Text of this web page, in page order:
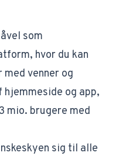
som
hvor du kan
venner og
og app,
mio. brugere med
sig til alle